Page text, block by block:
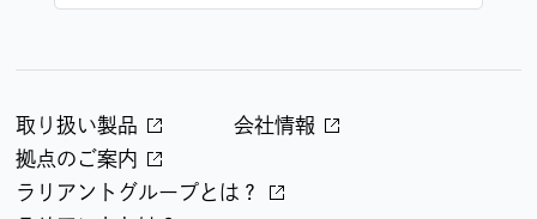
取り扱い製品
会社情報
拠点のご案内
ラリアントグループとは？